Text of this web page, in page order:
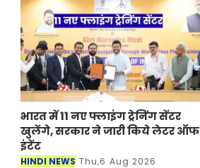
रुपए की र
भारत में 11 नए फ्लाइंग ट्रेनिंग सेंटर
खुलेंगे, सरकार ने जारी किये लेटर ऑफ
इंटेंट
HINDI NEWS Thu,6 Aug 2026